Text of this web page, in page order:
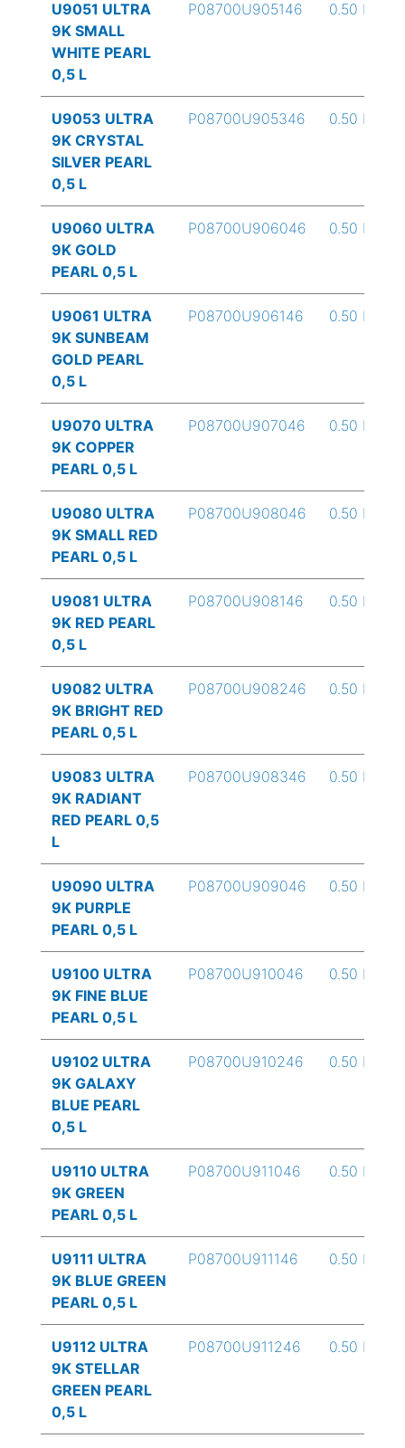
U9051 ULTRA
9K SMALL
WHITE PEARL
0,5 L
P08700U905146 0.50 L
U9053 ULTRA
9K CRYSTAL
SILVER PEARL
0,5 L
P08700U905346 0.50 L
U9060 ULTRA
9K GOLD
PEARL 0,5 L
P08700U906046 0.50 L
U9061 ULTRA
9K SUNBEAM
GOLD PEARL
0,5 L
P08700U906146 0.50 L
U9070 ULTRA
9K COPPER
PEARL 0,5 L
P08700U907046 0.50 L
U9080 ULTRA
9K SMALL RED
PEARL 0,5 L
P08700U908046 0.50 L
U9081 ULTRA
9K RED PEARL
0,5 L
P08700U908146 0.50 L
U9082 ULTRA
9K BRIGHT RED
PEARL 0,5 L
P08700U908246 0.50 L
U9083 ULTRA
9K RADIANT
RED PEARL 0,5
L
P08700U908346 0.50 L
U9090 ULTRA
9K PURPLE
PEARL 0,5 L
P08700U909046 0.50 L
U9100 ULTRA
9K FINE BLUE
PEARL 0,5 L
P08700U910046 0.50 L
U9102 ULTRA
9K GALAXY
BLUE PEARL
0,5 L
P08700U910246 0.50 L
U9110 ULTRA
9K GREEN
PEARL 0,5 L
P08700U911046 0.50 L
U9111 ULTRA
9K BLUE GREEN
PEARL 0,5 L
P08700U911146 0.50 L
U9112 ULTRA
9K STELLAR
GREEN PEARL
0,5 L
P08700U911246 0.50 L